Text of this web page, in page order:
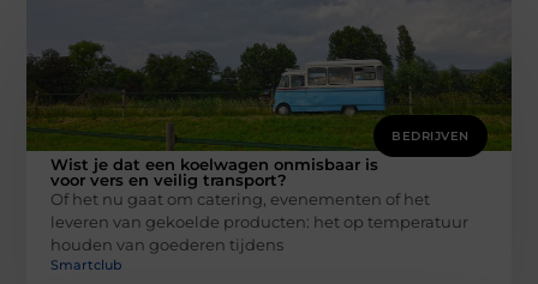
BEDRIJVEN
Wist je dat een koelwagen onmisbaar is
voor vers en veilig transport?
Of het nu gaat om catering, evenementen of het
leveren van gekoelde producten: het op temperatuur
houden van goederen tijdens
Smartclub